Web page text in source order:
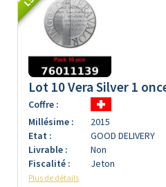
Lot 10 Vera Silver 1
Coffre :
Millésime :
2015
Etat :
GOOD DELIVERY
Livrable :
Non
Fiscalité :
Jeton
Plus de détails